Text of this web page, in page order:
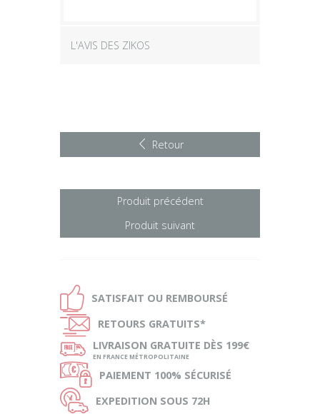
L'AVIS DES ZIKOS
Retour
Produit précédent
Produit suivant
Ð SATISFAIT OU REMBOURSÉ
Ñ RETOURS GRATUITS*
ø LIVRAISON GRATUITE DÈS 199€
EN FRANCE MÉTROPOLITAINE
Ø PAIEMENT 100% SÉCURISÉ
Ù EXPEDITION SOUS 72H